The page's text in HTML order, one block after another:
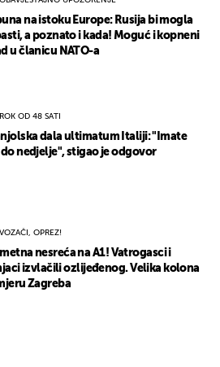
na istoku Europe: Rusija bi mogla
a poznato i kada! Moguć i kopneni
u članicu NATO-a
ROK OD 48 SATI
dala ultimatum Italiji: "Imate
nedjelje", stigao je odgovor
VOZAČI, OPREZ!
nesreća na A1! Vatrogasci i
izvlačili ozlijeđenog. Velika kolona
Zagreba
NOTIFIKACIJE